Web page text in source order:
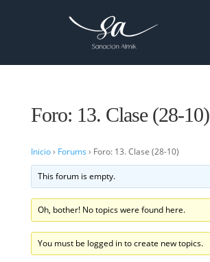
Foro: 13. Clase (28-10)
Inicio› Forums › Foro: 13. Clase (28-10)
This forum is empty.
Oh, bother! No topics were found here.
You must be logged in to create new topics.